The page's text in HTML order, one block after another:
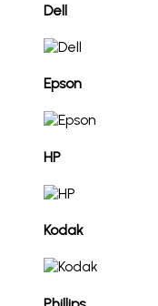
Dell
Epson
HP
Kodak